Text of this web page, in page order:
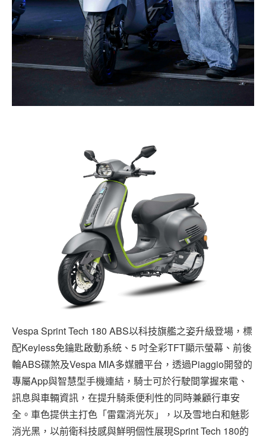
Vespa Sprint Tech 180 ABS以科技旗艦之姿升級登場，標
配Keyless免鑰匙啟動系統、5 吋全彩TFT顯示螢幕、前後
輪ABS碟煞及Vespa MIA多媒體平台，透過Piaggio開發的
專屬App與智慧型手機連結，騎士可於行駛間掌握來電、
訊息與車輛資訊，在提升騎乘便利性的同時兼顧行車安
全。車色提供主打色「雷霆消光灰」，以及雪地白和魅影
消光黑，以前衛科技感與鮮明個性展現Sprint Tech 180的